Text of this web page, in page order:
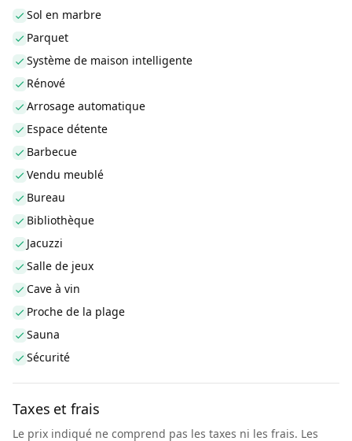
Sol en marbre
Parquet
Système de maison intelligente
Rénové
Arrosage automatique
Espace détente
Barbecue
Vendu meublé
Bureau
Bibliothèque
Jacuzzi
Salle de jeux
Cave à vin
Proche de la plage
Sauna
Sécurité
Taxes et frais
Le prix indiqué ne comprend pas les taxes ni les frais. Les